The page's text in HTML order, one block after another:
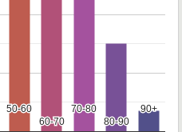
50-60
50-60
60-70
60-70
70-80
70-80
80-90
80-90
90+
90+